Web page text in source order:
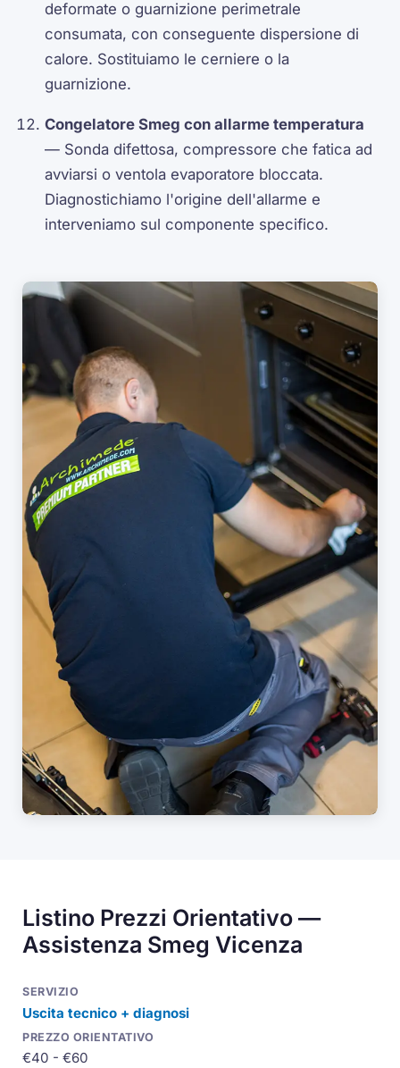
deformate o guarnizione perimetrale
consumata, con conseguente dispersione di
calore. Sostituiamo le cerniere o la
guarnizione.
Congelatore Smeg con allarme temperatura
— Sonda difettosa, compressore che fatica ad
avviarsi o ventola evaporatore bloccata.
Diagnostichiamo l'origine dell'allarme e
interveniamo sul componente specifico.
Listino Prezzi Orientativo —
Assistenza Smeg Vicenza
Uscita tecnico + diagnosi
€40 - €60